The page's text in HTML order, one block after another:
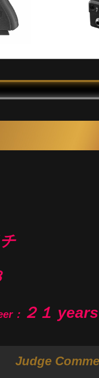
： ２１ years
Judge